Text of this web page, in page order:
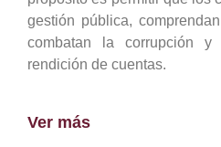
gestión pública,
combatan la corrupción y
rendición de cuentas.
Ver más